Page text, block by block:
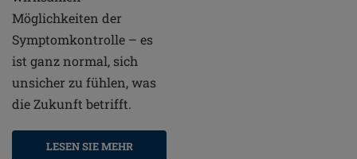
Möglichkeiten der
Symptomkontrolle – es
ist ganz normal, sich
unsicher zu fühlen, was
die Zukunft betrifft.
LESEN SIE MEHR